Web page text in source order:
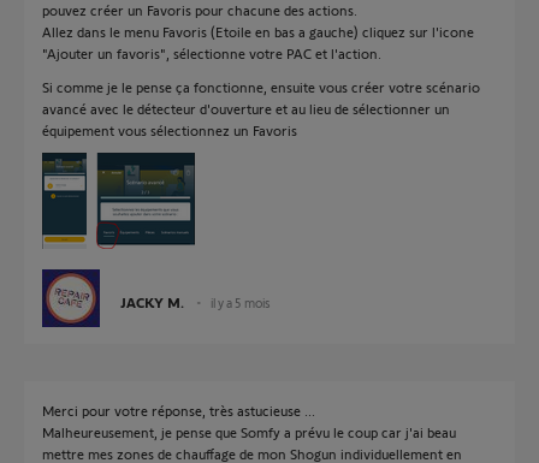
pouvez créer un Favoris pour chacune des actions.
Allez dans le menu Favoris (Etoile en bas a gauche) cliquez sur l'icone
"Ajouter un favoris", sélectionne votre PAC et l'action.
Si comme je le pense ça fonctionne, ensuite vous créer votre scénario
avancé avec le détecteur d'ouverture et au lieu de sélectionner un
équipement vous sélectionnez un Favoris
JACKY M. il y a 5 mois
Merci pour votre réponse, très astucieuse ...
Malheureusement, je pense que Somfy a prévu le coup car j'ai beau
mettre mes zones de chauffage de mon Shogun individuellement en